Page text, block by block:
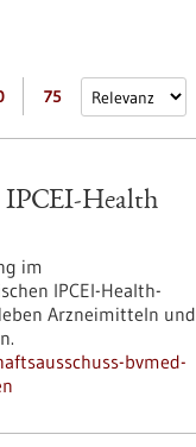
75
IPCEI-Health
im
IPCEI-Health-
Arzneimitteln und
bvmed-